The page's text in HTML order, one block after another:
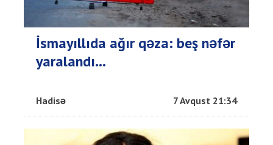
İsmayıllıda ağır qəza: beş nəfər
yaralandı...
Hadisə 7 Avqust 21:34